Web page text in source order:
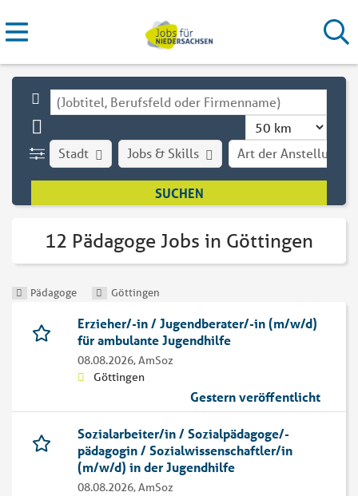
Stadt Art der Anstellung
Jobs & Skills
12 Pädagoge Jobs in Göttingen
Pädagoge Göttingen
Erzieher/-in / Jugendberater/-in (m/w/d)
für ambulante Jugendhilfe
08.08.2026,AmSoz
Göttingen
Gestern veröffentlicht
Sozialarbeiter/in / Sozialpädagoge/-
pädagogin / Sozialwissenschaftler/in
(m/w/d) in der Jugendhilfe
08.08.2026,AmSoz